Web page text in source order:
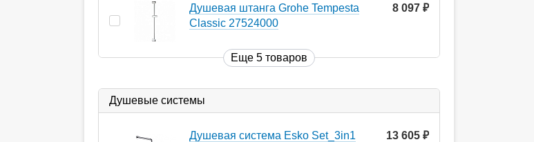
Душевая штанга Grohe Tempesta
Classic 27524000
8 097
Еще 5 товаров
Душевые системы
Душевая система Esko Set_3in1 13 605